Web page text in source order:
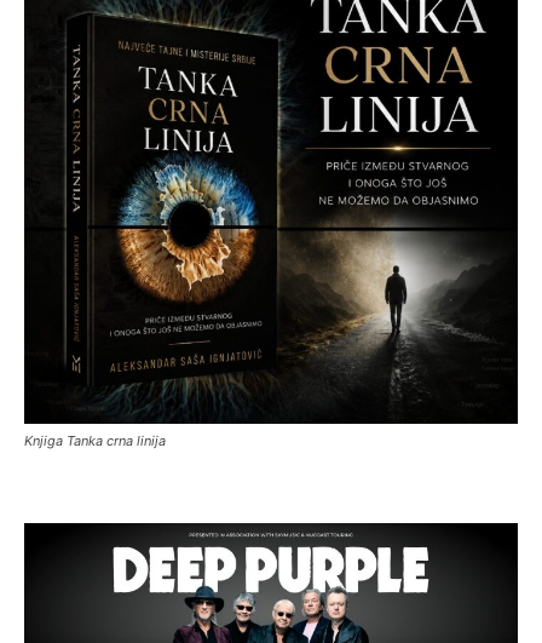
Knjiga Tanka crna linija